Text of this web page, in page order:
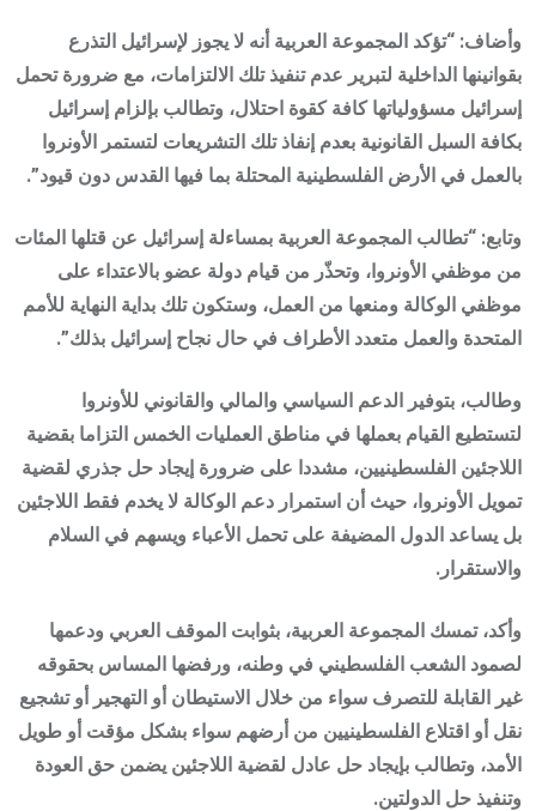
وأضاف: “تؤكد المجموعة العربية أنه لا يجوز لإسرائيل التذرع
بقوانينها الداخلية لتبرير عدم تنفيذ تلك الالتزامات، مع ضرورة تحمل
إسرائيل مسؤولياتها كافة كقوة احتلال، وتطالب بإلزام إسرائيل
بكافة السبل القانونية بعدم إنفاذ تلك التشريعات لتستمر الأونروا
بالعمل في الأرض الفلسطينية المحتلة بما فيها القدس دون قيود”.
وتابع: “تطالب المجموعة العربية بمساءلة إسرائيل عن قتلها المئات
من موظفي الأونروا، وتحذّر من قيام دولة عضو بالاعتداء على
موظفي الوكالة ومنعها من العمل، وستكون تلك بداية النهاية للأمم
المتحدة والعمل متعدد الأطراف في حال نجاح إسرائيل بذلك”.
وطالب، بتوفير الدعم السياسي والمالي والقانوني للأونروا
لتستطيع القيام بعملها في مناطق العمليات الخمس التزاما بقضية
اللاجئين الفلسطينيين، مشددا على ضرورة إيجاد حل جذري لقضية
تمويل الأونروا، حيث أن استمرار دعم الوكالة لا يخدم فقط اللاجئين
بل يساعد الدول المضيفة على تحمل الأعباء ويسهم في السلام
والاستقرار.
وأكد، تمسك المجموعة العربية، بثوابت الموقف العربي ودعمها
لصمود الشعب الفلسطيني في وطنه، ورفضها المساس بحقوقه
غير القابلة للتصرف سواء من خلال الاستيطان أو التهجير أو تشجيع
نقل أو اقتلاع الفلسطينيين من أرضهم سواء بشكل مؤقت أو طويل
الأمد، وتطالب بإيجاد حل عادل لقضية اللاجئين يضمن حق العودة
وتنفيذ حل الدولتين.